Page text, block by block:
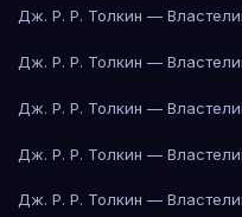
Дж. Р. Р. Толкин —
Дж. Р. Р. Толкин —
Дж. Р. Р. Толкин —
Дж. Р. Р. Толкин —
Дж. Р. Р. Толкин —